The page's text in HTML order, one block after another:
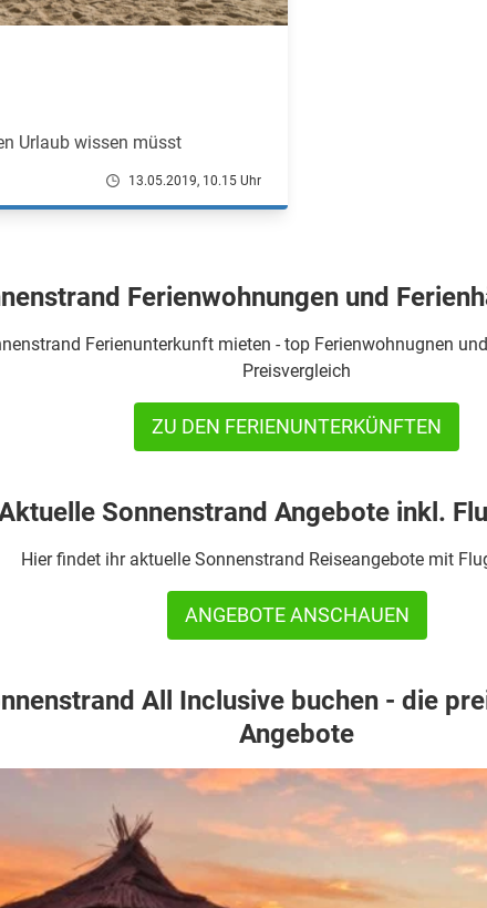
Urlaub wissen müsst
13.05.2019, 10.15 Uhr
Ferienwohnungen und
Ferienunterkunft mieten - top Ferienwohnugnen
Preisvergleich
ZU DEN FERIENUNTERKÜNFTEN
Sonnenstrand Angebote inkl.
Hier findet ihr aktuelle Sonnenstrand Reiseangebote mit
ANGEBOTE ANSCHAUEN
All Inclusive buchen - die
Angebote